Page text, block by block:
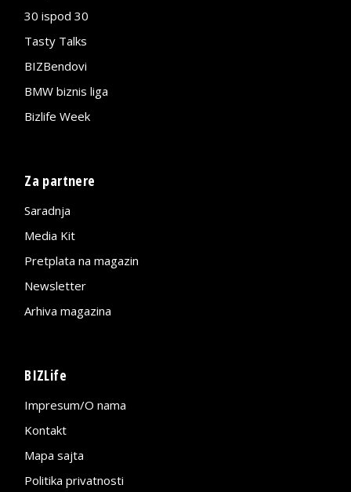
30 ispod 30
Tasty Talks
BIZBendovi
BMW biznis liga
Bizlife Week
Za partnere
Saradnja
Media Kit
Pretplata na magazin
Newsletter
Arhiva magazina
BIZLife
Impresum/O nama
Kontakt
Mapa sajta
Politika privatnosti